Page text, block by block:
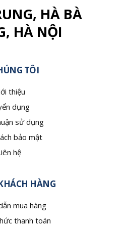
HÀ BÀ
HÀ NỘI
TÔI
thiệu
dụng
sử dụng
bảo mật
hệ
HÀNG
mua hàng
thanh toán